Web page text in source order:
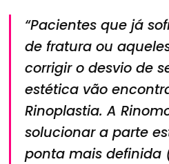
“Pacientes que já
de fratura ou
corrigir o desvio de
estética vão
Rinoplastia. A
solucionar a parte
ponta mais definida